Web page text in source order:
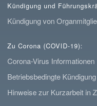
Kündigung und
Kündigung von
Zu Corona (COVID-19):
Corona-Virus Informationen
Betriebsbedingte
Hinweise zur Kurzarbeit in